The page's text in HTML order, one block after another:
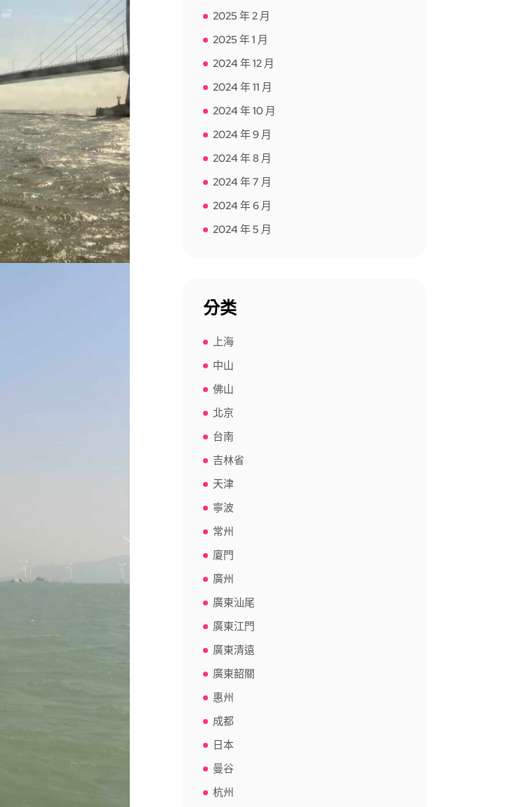
2025 年 2 月
2025 年 1 月
2024 年 12 月
2024 年 11 月
2024 年 10 月
2024 年 9 月
2024 年 8 月
2024 年 7 月
2024 年 6 月
2024 年 5 月
分类
上海
中山
佛山
北京
台南
吉林省
天津
寧波
常州
廈門
廣州
廣東汕尾
廣東江門
廣東清遠
廣東韶關
惠州
成都
日本
曼谷
杭州